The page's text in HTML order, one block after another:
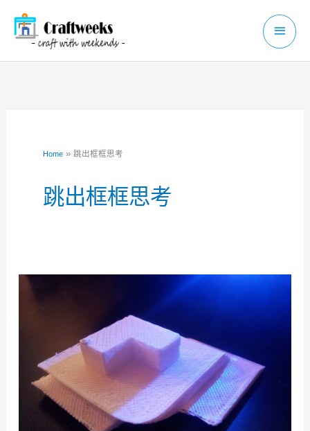
Main
Home 跳出框框思考
跳出框框思考